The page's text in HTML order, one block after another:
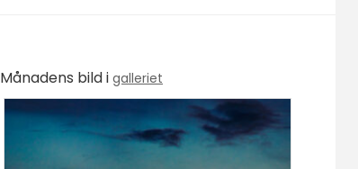
Månadens bild i galleriet